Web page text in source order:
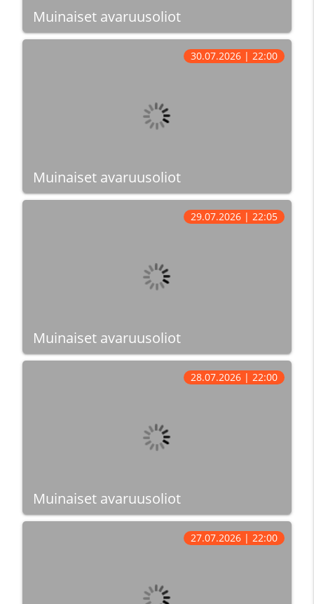
Muinaiset avaruusoliot
Muinaiset avaruusoliot
30.07.2026 | 22:00
Muinaiset avaruusoliot
29.07.2026 | 22:05
Muinaiset avaruusoliot
28.07.2026 | 22:00
27.07.2026 | 22:00